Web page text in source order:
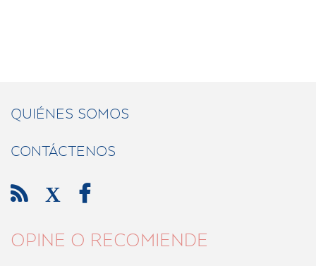
QUIÉNES SOMOS
CONTÁCTENOS
 X 
OPINE O RECOMIENDE